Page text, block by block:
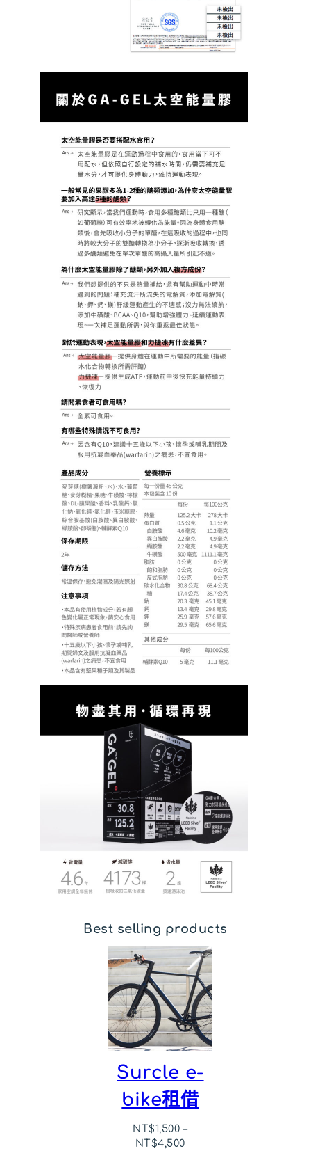
Best selling products
Surcle e-
bike租借
NT$1,500 –
NT$4,500